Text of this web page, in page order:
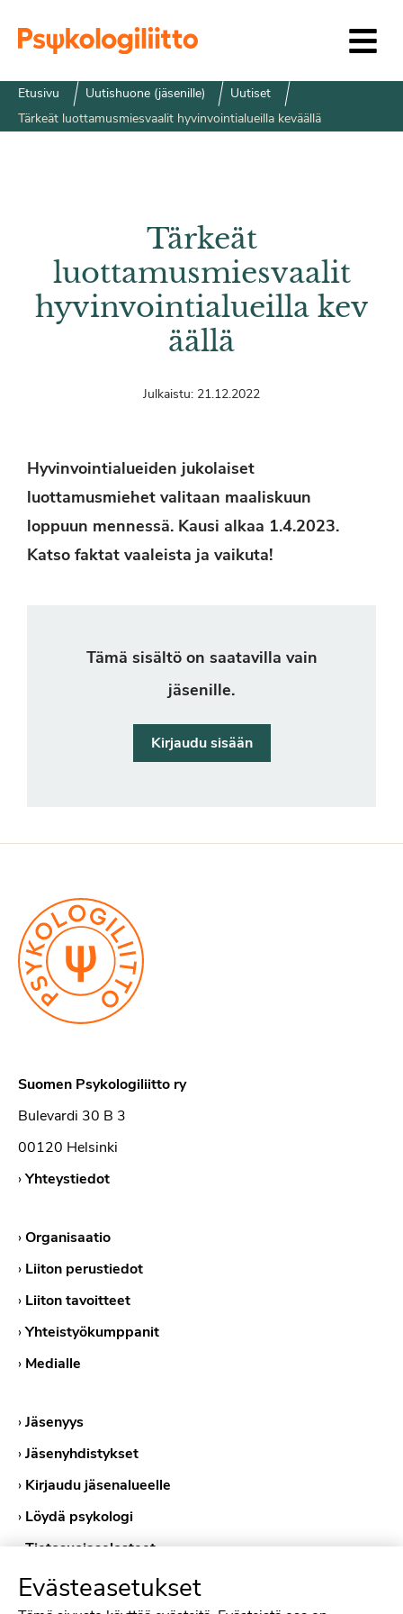
Etusivu Uutishuone (jäsenille)
Uutiset
Tärkeät luottamusmiesvaalit hyvinvointialueilla keväällä
Tärkeät
luottamusmiesvaalit
hyvinvointialueilla kev
äällä
Julkaistu: 21.12.2022
Hyvinvointialueiden jukolaiset
luottamusmiehet valitaan maaliskuun
loppuun mennessä. Kausi alkaa 1.4.2023.
Katso faktat vaaleista ja vaikuta!
Tämä sisältö on saatavilla vain
jäsenille.
Kirjaudu sisään
Suomen Psykologiliitto ry
Bulevardi 30 B 3
00120 Helsinki
›Yhteystiedot
›Organisaatio
› Liiton perustiedot
› Liiton tavoitteet
›Yhteistyökumppanit
› Medialle
›Jäsenyys
›Jäsenyhdistykset
› Kirjaudu jäsenalueelle
› Löydä psykologi
›Tietosuojaselosteet
›Evästekäytännöt
Evästeasetukset